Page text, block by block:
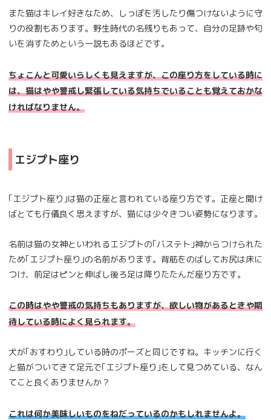
また猫はキレイ好きなため、しっぽを汚したり傷つけないように守
りの役割もあります。野生時代の名残りもあって、自分の足跡や匂
いを消すためという一説もあるほどです。
ちょこんと可愛いらしくも見えますが、この座り方をしている時に
は、猫はやや警戒し緊張している気持ちでいることも覚えておかな
ければなりません。
エジプト座り
｢エジプト座り｣は猫の正座と言われている座り方です。正座と聞け
ばとても行儀良く思えますが、猫には少々きつい姿勢になります。
名前は猫の女神といわれるエジプトの｢バステト｣神からつけられた
ため｢エジプト座り｣の名前があります。背筋をのばしてお尻は床に
つけ、前足はピンと伸ばし後ろ足は降りたたんだ座り方です。
この時はやや警戒の気持ちもありますが、欲しい物があるときや期
待している時によく見られます。
犬が｢おすわり｣している時のポーズと同じですね。キッチンに行く
と猫がついてきて足元で｢エジプト座り｣をして見つめている、なん
てこと良くありませんか？
これは何か美味しいものをねだっているのかもしれませんよ。